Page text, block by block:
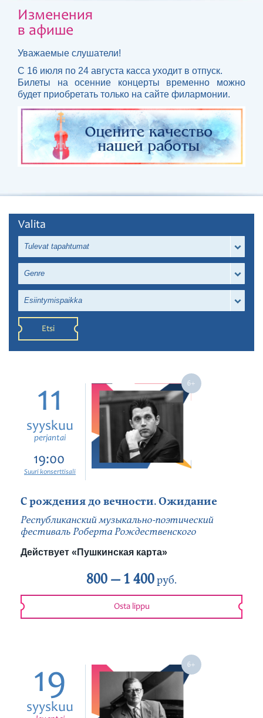
Konserttikalenteri
Festivaalit
Изменения
в афише
Уважаемые слушатели!
С 16 июля по 24 августа касса уходит в отпуск.
Билеты на осенние концерты временно можно
будет приобретать только на сайте филармонии.
Valita
Tulevat tapahtumat
Genre
Esiintymispaikka
Etsi
11
syyskuu
perjantai
19:00
Suuri konserttisali
С рождения до вечности. Ожидание
Республиканский музыкально-поэтический
фестиваль Роберта Рождественского
Действует «Пушкинская карта»
800 —1 400руб.
Osta lippu
19
syyskuu